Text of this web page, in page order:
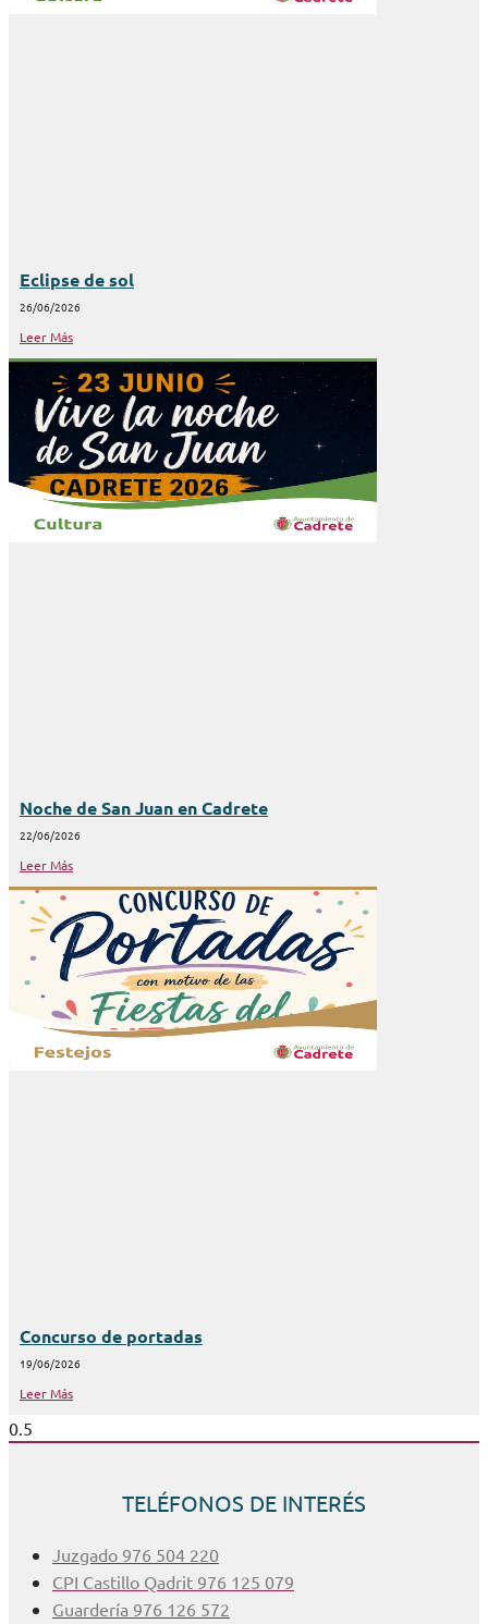
Eclipse de sol
26/06/2026
Leer Más
Noche de San Juan en Cadrete
22/06/2026
Leer Más
Concurso de portadas
19/06/2026
Leer Más
TELÉFONOS DE INTERÉS
Juzgado 976 504 220
CPI Castillo Qadrit 976 125 079
Guardería 976 126 572